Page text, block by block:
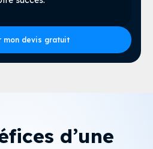
mon devis gratuit
d’une